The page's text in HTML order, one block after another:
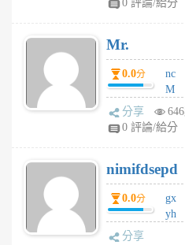
0 評論/給分
Mr.
0.0分
nc
M
U
F
U
5
個
月
分享
0 評論/給分
nimifdsepd
0.0分
gx
yh
分享